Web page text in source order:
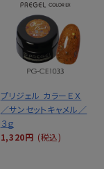
プリジェル カラーＥＸ
／サンセットキャメル／
３ｇ
1,320円 (税込)